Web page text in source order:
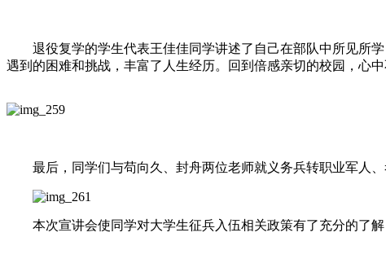
退役复学的学生代表王佳佳同学讲述了自己在部队中所见所学
遇到的困难和挑战，丰富了人生经历。回到倍感亲切的校园，心
最后，同学们与苟向久、封舟两位老师就义务兵转职业军人、
本次宣讲会使同学对大学生征兵入伍相关政策有了充分的了解